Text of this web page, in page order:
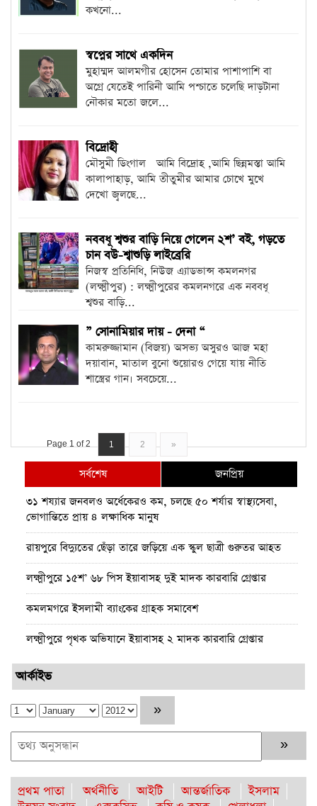
কখনো...
স্বপ্নের সাথে একদিন
মুহাম্মদ আলমগীর হোসেন তোমার পাশাপাশি বা
অগ্রে যেতেই পারিনী আমি পশ্চাতে চলেছি দাড়টানা
নৌকার মতো জলে...
বিদ্রোহী
মৌসুমী ডিংগাল আমি বিদ্রোহ ,আমি ছিন্নমস্তা আমি
কালাপাহাড়, আমি তীতুমীর আমার চোখে মুখে
দেখো জ্বলছে...
নববধূ শ্বশুর বাড়ি নিয়ে গেলেন ২শ’ বই, গড়তে
চান বউ-শ্বাশুড়ি লাইব্রেরি
নিজস্ব প্রতিনিধি, নিউজ এ্যাডভান্স কমলনগর
(লক্ষ্মীপুর) : লক্ষ্মীপুরের কমলনগরে এক নববধূ
শ্বশুর বাড়ি...
” সোনামিয়ার দায় - দেনা “
কামরুজ্জামান (বিজয়) অসভ্য অসুরও আজ মহা
দয়াবান, মাতাল বুনো শুয়োরও গেয়ে যায় নীতি
শাস্ত্রের গান। সবচেয়ে...
Page 1 of 2 1 2 »
সর্বশেষ
জনপ্রিয়
৩১ শয্যার জনবলও অর্ধেকেরও কম, চলছে ৫০ শর্যার স্বাস্থ্যসেবা,
ভোগান্তিতে প্রায় ৪ লক্ষাধিক মানুষ ‎
রায়পুরে বিদ্যুতের ছেঁড়া তারে জড়িয়ে এক স্কুল ছাত্রী গুরুতর আহত
লক্ষ্মীপুরে ১৫শ’ ৬৮ পিস ইয়াবাসহ দুই মাদক কারবারি গ্রেপ্তার
কমলমগরে ইসলামী ব্যাংকের গ্রাহক সমাবেশ ‎
লক্ষ্মীপুরে পৃথক অভিযানে ইয়াবাসহ ২ মাদক কারবারি গ্রেপ্তার
কমলনগরে গাছ কেটে প্রবাসীর বসতবাড়ি ‎দখলের চেষ্টা, থানায়
অভিযোগ
রায়পুরে জেলের বাড়ি থেকে দেশীয় অস্ত্র উদ্ধার, তদন্তে পুলিশ
রায়পুরে অস্বাস্থ্যকর ভেজাল ও নকল শিশু খাদ্যে ছয়লাব
কমলনগরে পুড়ে ছাই একটি জেলে পরিবারে স্বপ্ন
আর্কাইভ
প্রথম পাতা অর্থনীতি আইটি আন্তর্জাতিক
ইসলাম